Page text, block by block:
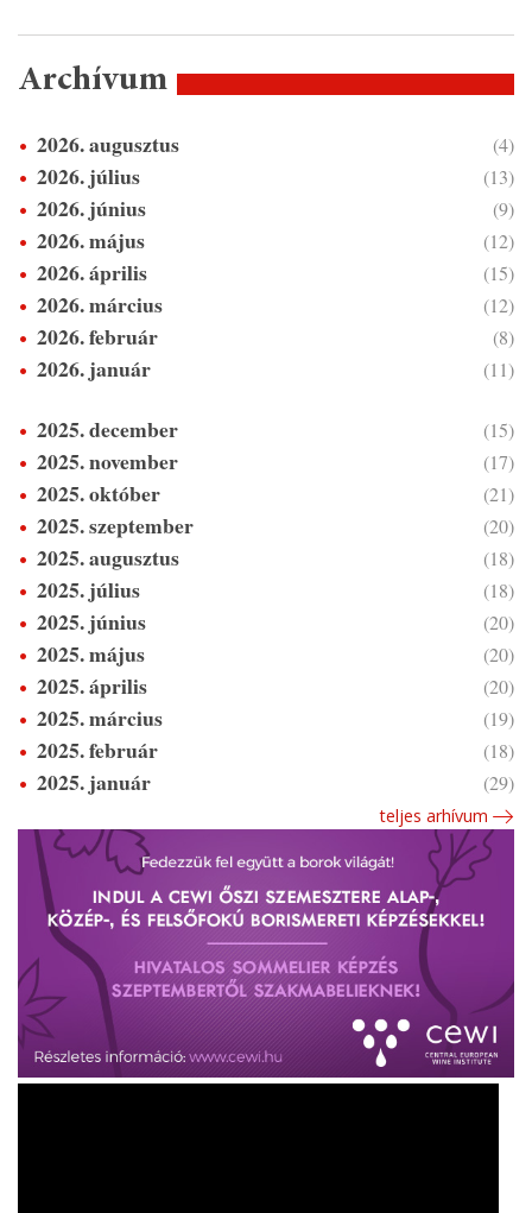
Archívum
2026. augusztus (4)
2026. július (13)
2026. június (9)
2026. május (12)
2026. április (15)
2026. március (12)
2026. február (8)
2026. január (11)
2025. december (15)
2025. november (17)
2025. október (21)
2025. szeptember (20)
2025. augusztus (18)
2025. július (18)
2025. június (20)
2025. május (20)
2025. április (20)
2025. március (19)
2025. február (18)
2025. január (29)
teljes arhívum